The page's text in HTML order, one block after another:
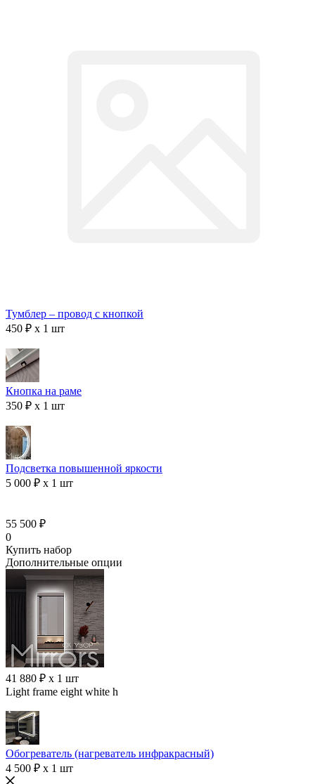
Тумблер – провод с кнопкой
450 ₽ x 1 шт
Кнопка на раме
350 ₽ x 1 шт
Подсветка повышенной яркости
5 000 ₽ x 1 шт
55 500 ₽
0
Купить набор
Дополнительные опции
41 880 ₽ x 1 шт
Light frame eight white h
Обогреватель (нагреватель инфракрасный)
4 500 ₽ x 1 шт